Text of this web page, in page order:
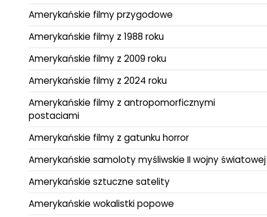
Amerykańskie filmy przygodowe
Amerykańskie filmy z 1988 roku
Amerykańskie filmy z 2009 roku
Amerykańskie filmy z 2024 roku
Amerykańskie filmy z antropomorficznymi
postaciami
Amerykańskie filmy z gatunku horror
Amerykańskie samoloty myśliwskie II wojny światowej
Amerykańskie sztuczne satelity
Amerykańskie wokalistki popowe